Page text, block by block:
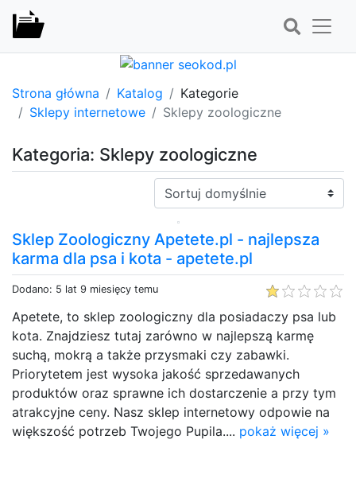
Strona główna Katalog
Kategorie
Sklepy internetowe
Sklepy zoologiczne
Kategoria: Sklepy zoologiczne
Sortuj:
Sklep Zoologiczny Apetete.pl - najlepsza
karma dla psa i kota - apetete.pl
Dodano: 5 lat 9 miesięcy temu
Apetete, to sklep zoologiczny dla posiadaczy psa lub
kota. Znajdziesz tutaj zarówno w najlepszą karmę
suchą, mokrą a także przysmaki czy zabawki.
Priorytetem jest wysoka jakość sprzedawanych
produktów oraz sprawne ich dostarczenie a przy tym
atrakcyjne ceny. Nasz sklep internetowy odpowie na
większość potrzeb Twojego Pupila.... pokaż więcej »